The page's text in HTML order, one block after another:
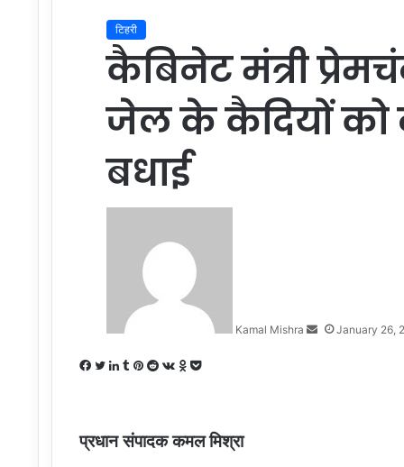
टिहरी
कैबिनेट मंत्री
जेल के कैदियों को
बधाई
Kamal Mishra January 26,
Facebook
Twitter
LinkedIn
Tumblr
Pinterest
RedditVKontakte
Odnoklassniki
Pocket
प्रधान संपादक कमल मिश्रा